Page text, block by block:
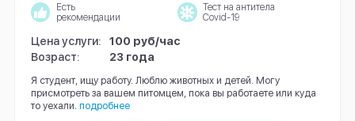
Есть
рекомендации
Тест на антитела
Covid-19
Цена услуги:
100 руб/час
Возраст:
23 года
Я студент, ищу работу. Люблю животных и детей. Могу
присмотреть за вашем питомцем, пока вы работаете или куда
то уехали. подробнее